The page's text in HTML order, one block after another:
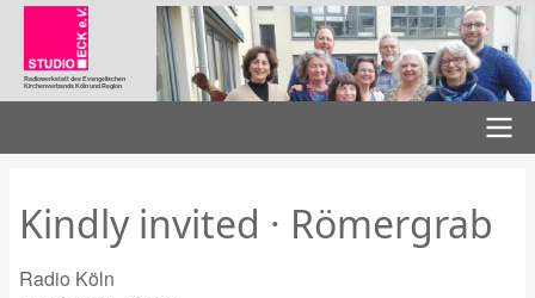
Direkt
Inhalt
Radiowerkstatt des Evangelischen
Kirchenverbands Köln und Region
Kindly invited · Römergrab
Radio Köln